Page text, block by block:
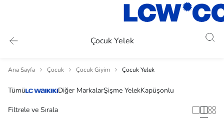
Çocuk Yelek
Ana Sayfa Çocuk Çocuk Giyim Çocuk Yelek
Tümü Diğer MarkalarŞişme YelekKapüşonlu
Filtrele ve Sırala